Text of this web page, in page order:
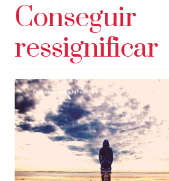
Conseguir
ressignificar